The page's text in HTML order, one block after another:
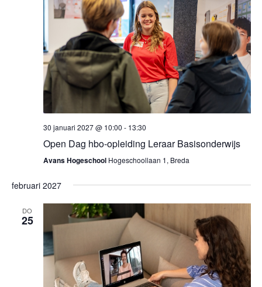
30 januari 2027 @ 10:00 - 13:30
Open Dag hbo-opleiding Leraar Basisonderwijs
Avans Hogeschool Hogeschoollaan 1, Breda
februari 2027
DO
25